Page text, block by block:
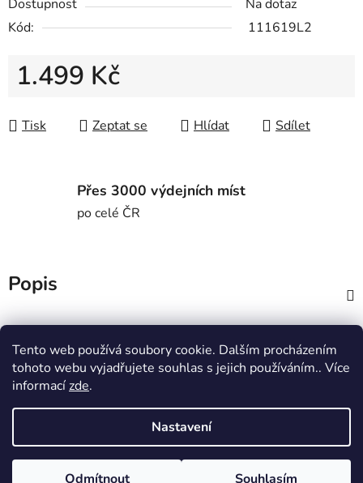
Tento web používá soubory cookie. Dalším procházením
tohoto webu vyjadřujete souhlas s jejich používáním.. Více
informacízde.
Nastavení
Odmítnout Souhlasím
Dostupnost
Na dotaz
Kód:
111619L2
1.499 Kč
Tisk
Zeptat se Hlídat Sdílet
Přes 3000 výdejních míst
po celé ČR
Popis
MTWorkout Fitness prcek
Centrum environmentální výchovy Stolístek